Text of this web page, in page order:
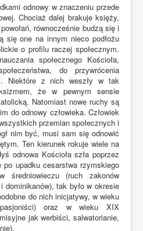
odnowy w znaczeniu przede
Chociaż dalej brakuje księży,
równocześnie budzą się i
się one na innym nieco podłożu
o profilu raczej społecznym.
społecznego Kościoła,
do przywrócenia
Niektóre z nich weszły w tak
że w pewnym sensie
Natomiast nowe ruchy są
do odnowy człowieka. Człowiek
przemian społecznych i
nim być, musi sam się odnowić
Ten kierunek rokuje wiele na
odnowa Kościoła szła poprzez
po upadku cesarstwa rzymskiego
średniowieczu (ruch zakonów
tak było w okresie
do nich inicjatywy, w wieku
oraz w wieku XIX
jak werbiści, salwatorianie,